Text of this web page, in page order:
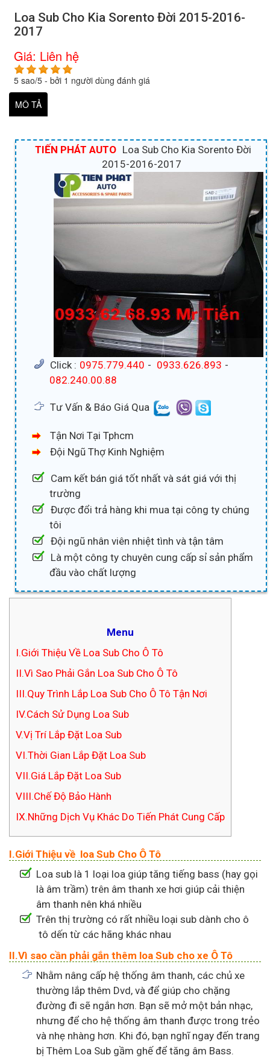
Loa Sub Cho Kia Sorento Đời 2015-2016-
2017
Giá: Liên hệ
5 sao/5 - bởi 1 người dùng đánh giá
MÔ TẢ
TIẾN PHÁT AUTO Loa Sub Cho Kia Sorento Đời
2015-2016-2017
Click : 0975.779.440 - 0933.626.893 -
082.240.00.88
Tư Vấn & Báo Giá Qua
Tận Nơi Tại Tphcm
Đội Ngũ Thợ Kinh Nghiệm
Cam kết bán giá tốt nhất và sát giá với thị
trường
Được đổi trả hàng khi mua tại công ty chúng
tôi
Đội ngũ nhân viên nhiệt tình và tận tâm
Là một công ty chuyên cung cấp sỉ sản phẩm
đầu vào chất lượng
Menu
I.Giới Thiệu Về Loa Sub Cho Ô Tô
II.Vì Sao Phải Gắn Loa Sub Cho Ô Tô
III.Quy Trình Lắp Loa Sub Cho Ô Tô Tận Nơi
IV.Cách Sử Dụng Loa Sub
V.Vị Trí Lắp Đặt Loa Sub
VI.Thời Gian Lắp Đặt Loa Sub
VII.Giá Lắp Đặt Loa Sub
VIII.Chế Độ Bảo Hành
IX.Những Dịch Vụ Khác Do Tiến Phát Cung Cấp
I.Giới Thiệu về loa Sub Cho Ô Tô
Loa sub là 1 loại loa giúp tăng tiếng bass (hay gọi
là âm trầm) trên âm thanh xe hơi giúp cải thiện
âm thanh nên khá nhiều
Trên thị trường có rất nhiều loại sub dành cho ô
tô dến từ các hãng khác nhau
II.Vì sao cần phải gắn thêm loa Sub cho xe Ô Tô
Nhằm nâng cấp hệ thống âm thanh, các chủ xe
thường lắp thêm Dvd, và để giúp cho chặng
đường đi sẽ ngắn hơn. Bạn sẽ mở một bản nhạc,
nhưng để cho hệ thống âm thanh được trong trẻo
và nhẹ nhàng hơn. Khi đó, bạn nghĩ ngay đến trang
bị Thêm Loa Sub gầm ghế để tăng âm Bass.